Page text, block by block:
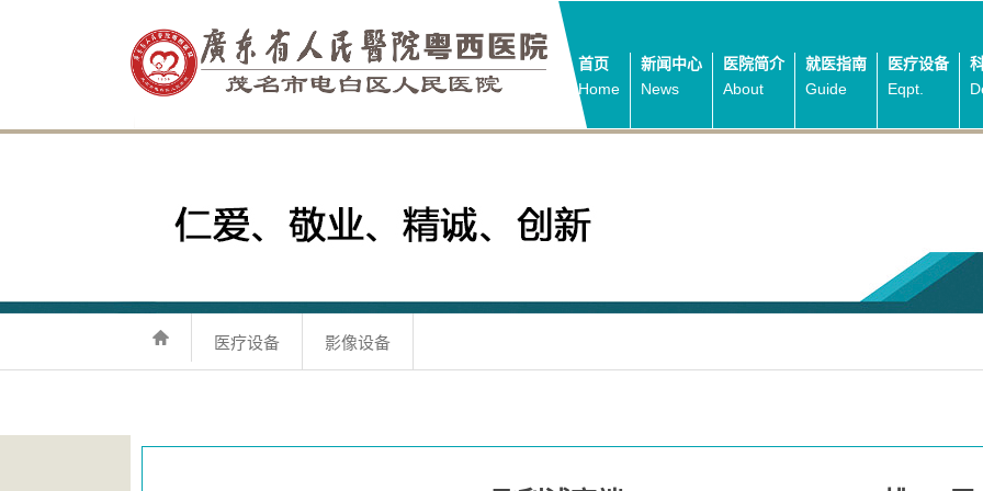
首页
Home
新闻中心
News
医院简介
About
就医指南
Guide
医疗设备
Eqpt.
医疗设备 影像设备